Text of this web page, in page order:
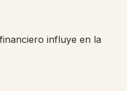
influye en la